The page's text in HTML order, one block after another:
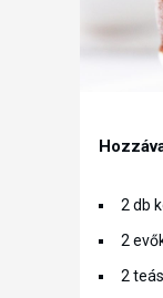
2 db
2
2